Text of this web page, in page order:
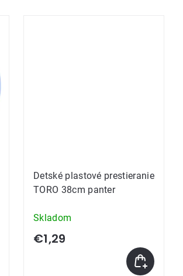
Detské plastové prestieranie
TORO 38cm panter
Skladom
€1,29